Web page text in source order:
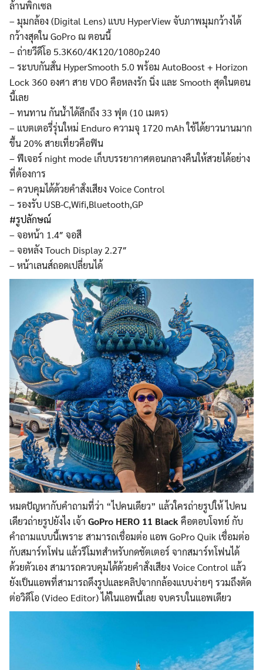
ล้านพิกเซล
– มุมกล้อง (Digital Lens) แบบ HyperView จับภาพมุมกว้างได้
กว้างสุดใน GoPro ณ ตอนนี้
– ถ่ายวีดีโอ 5.3K60/4K120/1080p240
– ระบบกันสั่น HyperSmooth 5.0 พร้อม AutoBoost + Horizon
Lock 360 องศา สาย VDO คือหลงรัก นิ่ง และ Smooth สุดในตอน
นี้เลย
– ทนทาน กันน้ำได้ลึกถึง 33 ฟุต (10 เมตร)
– แบตเตอรี่รุ่นใหม่ Enduro ความจุ 1720 mAh ใช้ได้ยาวนานมาก
ขึ้น 20% สายเที่ยวคือฟิน
– ฟีเจอร์ night mode เก็บบรรยากาศตอนกลางคืนให้สวยได้อย่าง
ที่ต้องการ
– ควบคุมได้ด้วยคำสั่งเสียง Voice Control
– รองรับ USB-C,Wifi,Bluetooth,GP
#รูปลักษณ์
– จอหน้า 1.4″ จอสี
– จอหลัง Touch Display 2.27″
– หน้าเลนส์ถอดเปลี่ยนได้
หมดปัญหากับคำถามที่ว่า “ไปคนเดียว” แล้วใครถ่ายรูปให้ ไปคน
เดียวถ่ายรูปยังไง เจ้า GoPro HERO 11 Blackคือตอบโจทย์ กับ
คำถามแบบนี้เพราะ สามารถเชื่อมต่อ แอพ GoPro Quik เชื่อมต่อ
กับสมาร์ทโฟน แล้วรีโมทสำหรับกดชัตเตอร์ จากสมาร์ทโฟนได้
ด้วยตัวเอง สามารถควบคุมได้ด้วยคำสั่งเสียง Voice Control แล้ว
ยังเป็นแอพที่สามารถดึงรูปและคลิปจากกล้องแบบง่ายๆ รวมถึงตัด
ต่อวิดีโอ (Video Editor) ได้ในแอพนี้เลย จบครบในแอพเดียว